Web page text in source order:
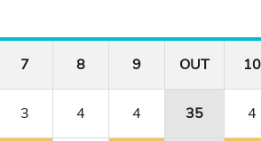
7 8 9 OUT 10
3 4 4 35 4